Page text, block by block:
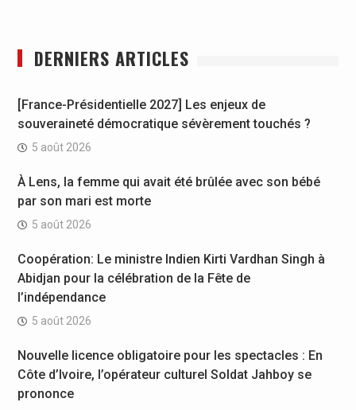
DERNIERS ARTICLES
[France-Présidentielle 2027] Les enjeux de
souveraineté démocratique sévèrement touchés ?
5 août 2026
À Lens, la femme qui avait été brûlée avec son bébé
par son mari est morte
5 août 2026
Coopération: Le ministre Indien Kirti Vardhan Singh à
Abidjan pour la célébration de la Fête de
l’indépendance
5 août 2026
Nouvelle licence obligatoire pour les spectacles : En
Côte d’Ivoire, l’opérateur culturel Soldat Jahboy se
prononce